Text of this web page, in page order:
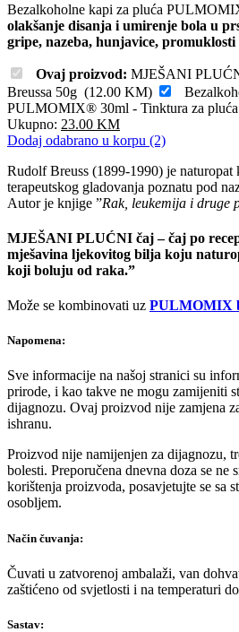
Bezalkoholne kapi za pluća
olakšanje disanja i umirenje bola u
gripe, nazeba, hunjavice, promuklosti
Ovaj proizvod: MJEŠANI
Breussa 50g (12.00 KM)
PULMOMIX® 30ml - Tinktura za pluća
Ukupno: 23.00 KM
Dodaj odabrano u korpu (2)
Rudolf Breuss (1899-1990) je naturopat
terapeutskog gladovanja poznatu pod
Autor je knjige ”Rak, leukemija i druge
MJEŠANI PLUĆNI čaj – čaj po
mješavina ljekovitog bilja koju
koji boluju od raka.”
Može se kombinovati uz PULMOMIX
Napomena:
Sve informacije na našoj stranici su
prirode, i kao takve ne mogu zamijeniti
dijagnozu. Ovaj proizvod nije zamjena
ishranu.
Proizvod nije namijenjen za dijagnozu,
bolesti. Preporučena dnevna doza se ne
korištenja proizvoda, posavjetujte se sa
osobljem.
Način čuvanja:
Čuvati u zatvorenoj ambalaži, van
zaštićeno od svjetlosti i na temperaturi
Sastav: